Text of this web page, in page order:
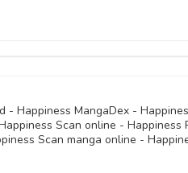
28
28
28
28
28
28
- Happiness MangaDex -
Scan online - Happiness
Scan manga online -